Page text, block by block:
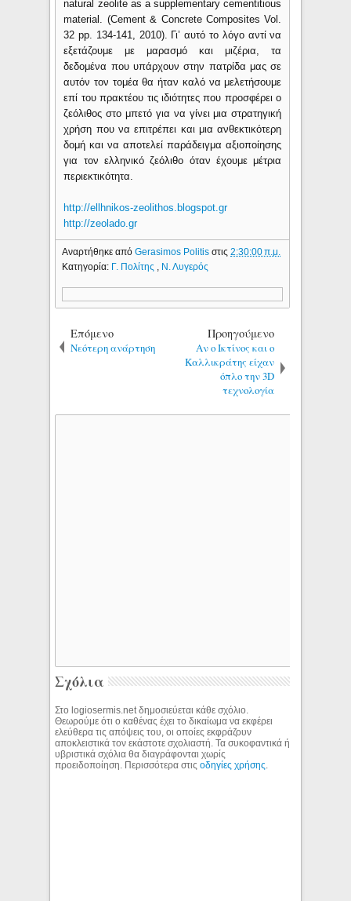
natural zeolite as a supplementary cementitious
material. (Cement & Concrete Composites Vol.
32 pp. 134-141, 2010). Γι’ αυτό το λόγο αντί να
εξετάζουμε με μαρασμό και μιζέρια, τα
δεδομένα που υπάρχουν στην πατρίδα μας σε
αυτόν τον τομέα θα ήταν καλό να μελετήσουμε
επί του πρακτέου τις ιδιότητες που προσφέρει ο
ζεόλιθος στο μπετό για να γίνει μια στρατηγική
χρήση που να επιτρέπει και μια ανθεκτικότερη
δομή και να αποτελεί παράδειγμα αξιοποίησης
για τον ελληνικό ζεόλιθο όταν έχουμε μέτρια
περιεκτικότητα.
http://ellhnikos-zeolithos.blogspot.gr
http://zeolado.gr
Αναρτήθηκε απόGerasimos Politisστις2:30:00 π.μ.
Κατηγορία: Γ. Πολίτης , Ν. Λυγερός
Επόμενο
Νεότερη ανάρτηση
Προηγούμενο
Αν ο Ικτίνος και o
Καλλικράτης είχαν
όπλο την 3D
τεχνολογία
Σχόλια
Στο logiosermis.net δημοσιεύεται κάθε σχόλιο.
Θεωρούμε ότι ο καθένας έχει το δικαίωμα να εκφέρει
ελεύθερα τις απόψεις του, οι οποίες εκφράζουν
αποκλειστικά τον εκάστοτε σχολιαστή. Τα συκοφαντικά ή
υβριστικά σχόλια θα διαγράφονται χωρίς
προειδοποίηση. Περισσότερα στιςοδηγίες χρήσης.